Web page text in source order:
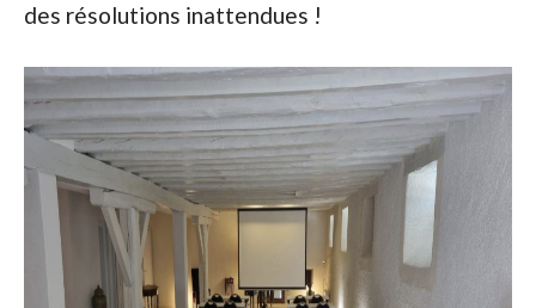
des résolutions inattendues !